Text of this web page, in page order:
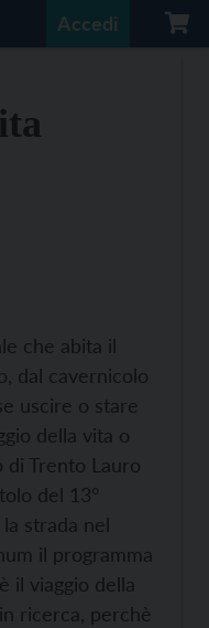
Accedi
che abita il
dal cavernicolo
uscire o stare
della vita o
di Trento Lauro
del 13°
strada nel
il programma
il viaggio della
ricerca, perchè